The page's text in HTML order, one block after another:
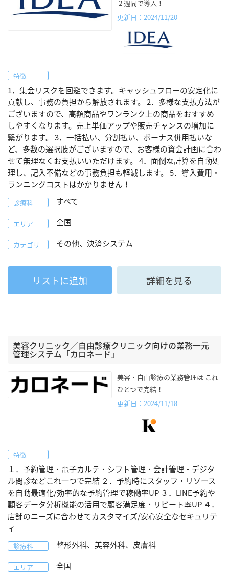
２週間で導入！
更新日：2024/11/20
特徴
1．集金リスクを回避できます。キャッシュフローの安定化に
貢献し、事務の負担から解放されます。 2．多様な支払方法が
ございますので、高額商品やワンランク上の商品をおすすめ
しやすくなります。売上単価アップや販売チャンスの増加に
繋がります。 3．一括払い、分割払い、ボーナス併用払いな
ど、多数の選択肢がございますので、お客様の資金計画に合わ
せて無理なくお支払いいただけます。 4．面倒な計算を自動処
理し、記入不備などの事務負担も軽減します。 5．導入費用・
ランニングコストはかかりません！
診療科 すべて
エリア 全国
カテゴリ その他、決済システム
リストに追加 詳細を見る
美容クリニック／自由診療クリニック向けの業務一元
管理システム「カロネード」
美容・自由診療の業務管理は これ
ひとつで完結！
更新日：2024/11/18
特徴
１．予約管理・電子カルテ・シフト管理・会計管理・デジタ
ル問診などこれ一つで完結 ２．予約時にスタッフ・リソース
を自動最適化/効率的な予約管理で稼働率UP ３．LINE予約や
顧客データ分析機能の活用で顧客満足度・リピート率UP ４．
店舗のニーズに合わせてカスタマイズ/安心安全なセキュリテ
ィ
診療科 整形外科、美容外科、皮膚科
エリア 全国